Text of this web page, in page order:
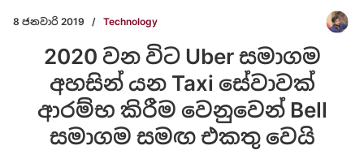
8 ජනවාරි 2019 / Technology
2020 වන විට Uber සමාගම
අහසින් යන Taxi සේවාවක්
ආරම්භ කිරීම වෙනුවෙන් Bell
සමාගම සමඟ එකතු වෙයි